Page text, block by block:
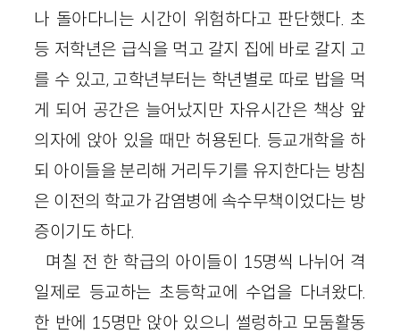
나 돌아다니는 시간이 위험하다고 판단했다. 초
등 저학년은 급식을 먹고 갈지 집에 바로 갈지 고
를 수 있고, 고학년부터는 학년별로 따로 밥을 먹
게 되어 공간은 늘어났지만 자유시간은 책상 앞
의자에 앉아 있을 때만 허용된다. 등교개학을 하
되 아이들을 분리해 거리두기를 유지한다는 방침
은 이전의 학교가 감염병에 속수무책이었다는 방
증이기도 하다.
며칠 전 한 학급의 아이들이 15명씩 나뉘어 격
일제로 등교하는 초등학교에 수업을 다녀왔다.
한 반에 15명만 앉아 있으니 썰렁하고 모둠활동